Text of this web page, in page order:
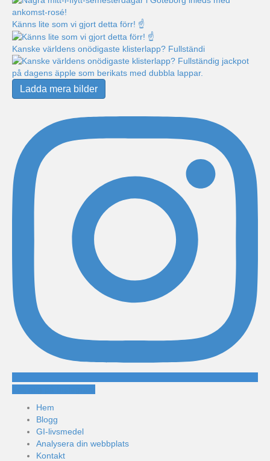
Känns lite som vi gjort detta förr! ☝️
Kanske världens onödigaste klisterlapp? Fullständi
Ladda mera bilder
Hem
Blogg
GI-livsmedel
Analysera din webbplats
Kontakt